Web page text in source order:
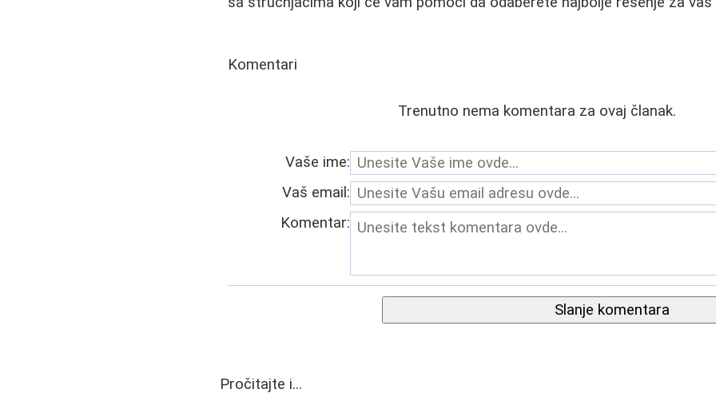
Komentari
Trenutno nema komentara za ovaj članak.
Vaše ime:
Vaš email:
Komentar:
Slanje komentara
Pročitajte i...